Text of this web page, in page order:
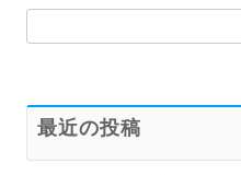
索:
最近の投稿